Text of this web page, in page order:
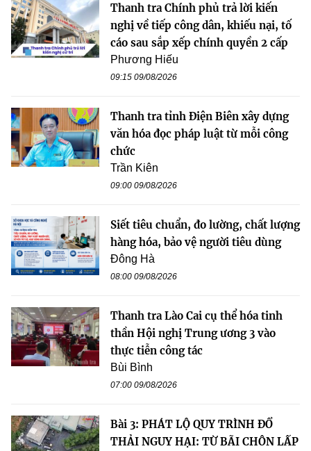
Thanh tra Chính phủ trả lời kiến
nghị về tiếp công dân, khiếu nại, tố
cáo sau sắp xếp chính quyền 2 cấp
Phương Hiếu
09:15 09/08/2026
Thanh tra tỉnh Điện Biên xây dựng
văn hóa đọc pháp luật từ mỗi công
chức
Trần Kiên
09:00 09/08/2026
Siết tiêu chuẩn, đo lường, chất lượng
hàng hóa, bảo vệ người tiêu dùng
Đông Hà
08:00 09/08/2026
Thanh tra Lào Cai cụ thể hóa tinh
thần Hội nghị Trung ương 3 vào
thực tiễn công tác
Bùi Bình
07:00 09/08/2026
Bài 3: PHÁT LỘ QUY TRÌNH ĐỔ
THẢI NGUY HẠI: TỪ BÃI CHÔN LẤP